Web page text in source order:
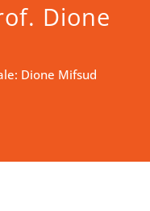
Dione
Dione Mifsud